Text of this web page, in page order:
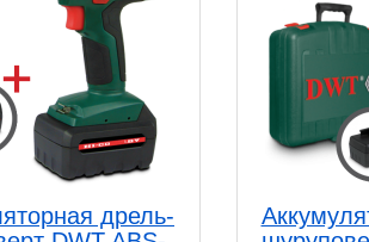
дрель-